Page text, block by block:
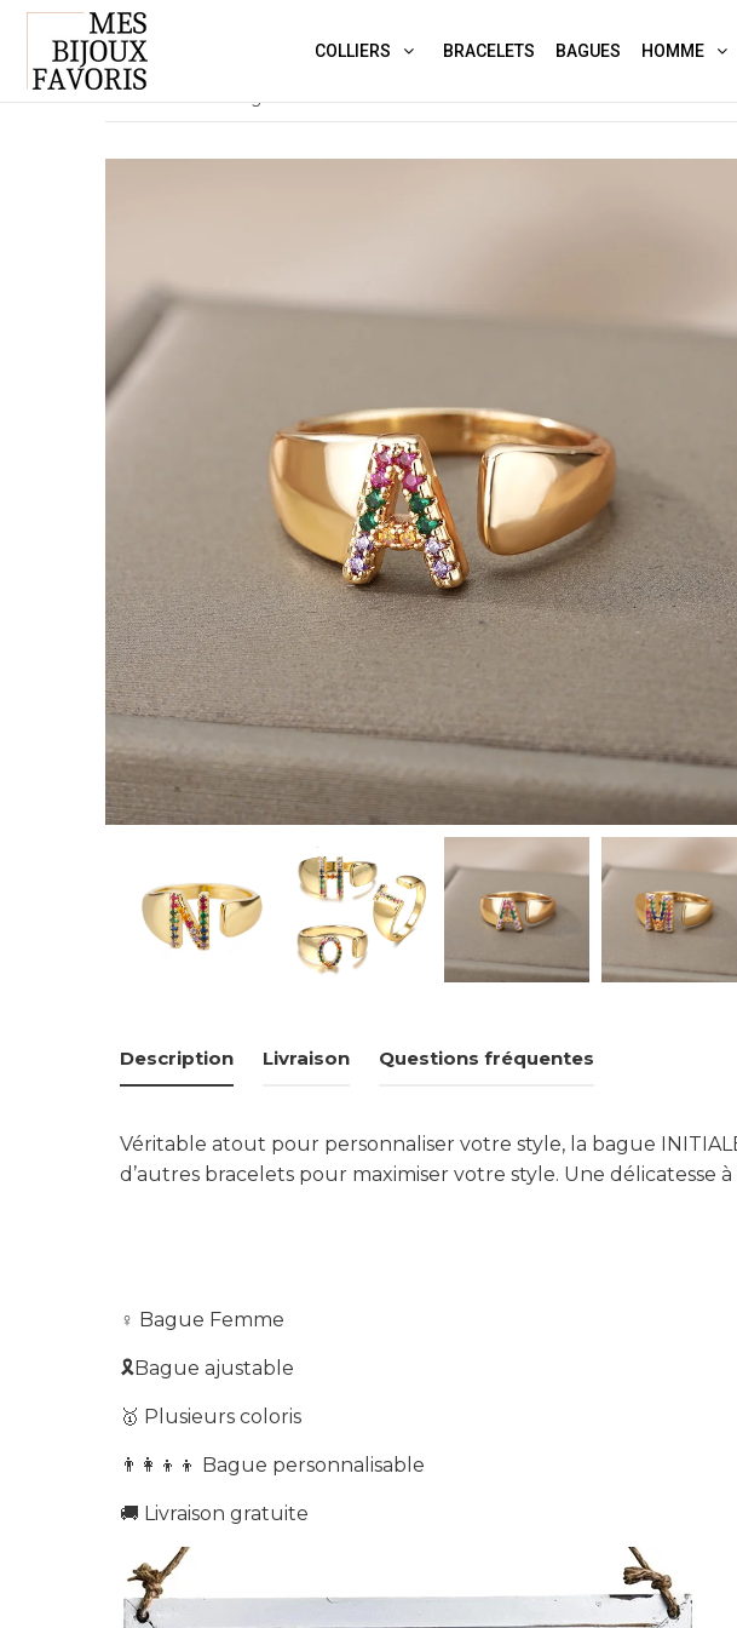
COLLIERS BRACELETS BAGUES HOMME
Accueil
Description Livraison Questions fréquentes
Véritable atout pour personnaliser votre style, la bague
d’autres bracelets pour maximiser votre style. Une délicatesse
♀️ Bague Femme
🎗Bague ajustable
🥇 Plusieurs coloris
👨‍👩‍👦‍👦 Bague personnalisable
🚚 Livraison gratuite